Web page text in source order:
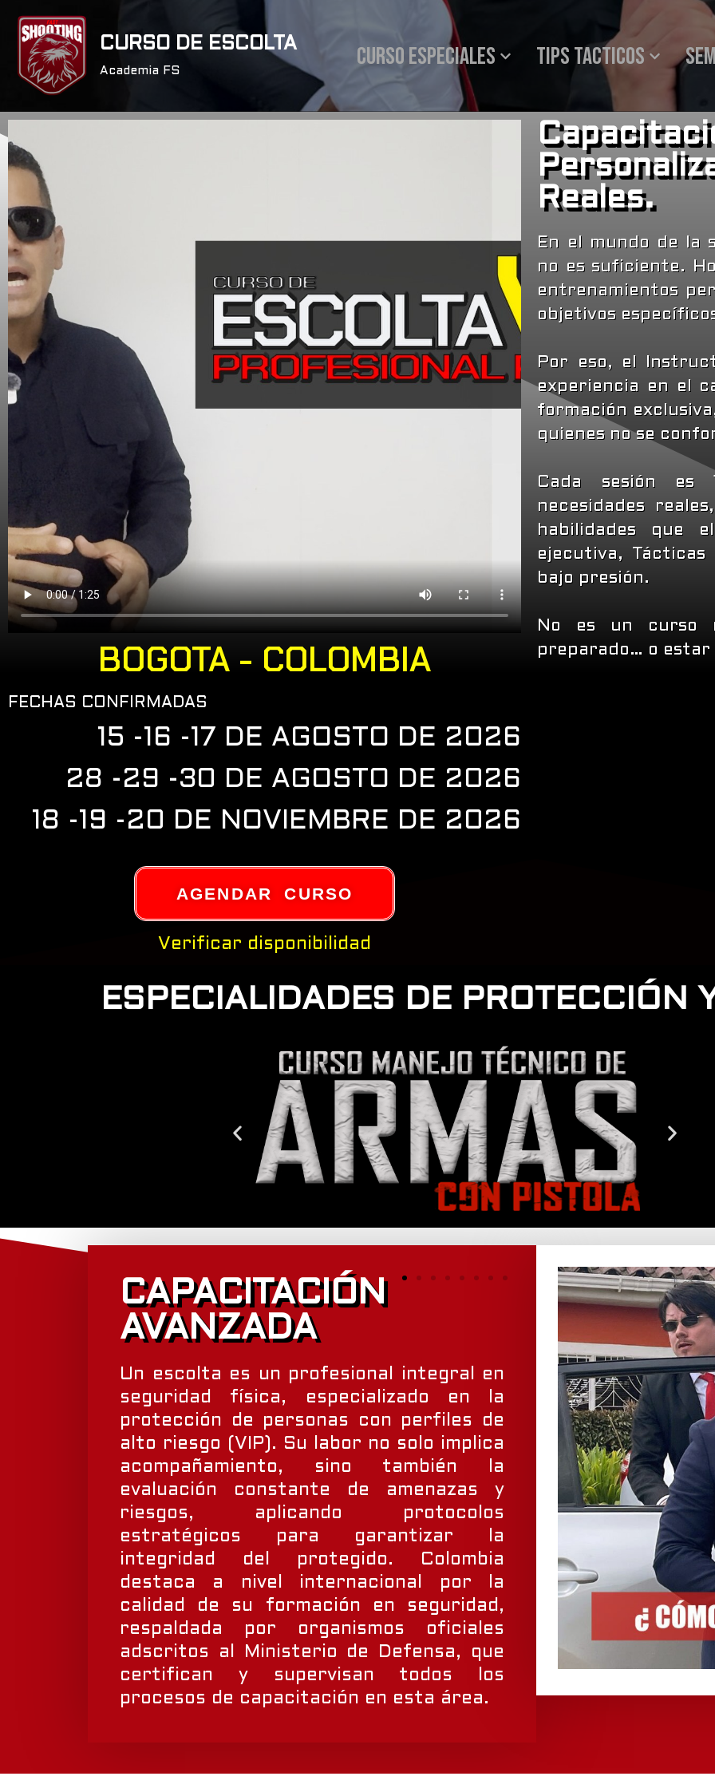
Saltar
contenido
CURSO DE ESCOLTA
Academia FS
Curso especiales Tips tacticos
BOGOTA - COLOMBIA
FECHAS CONFIRMADAS
15 -16 -17 DE AGOSTO DE 2026
28 -29 -30 DE AGOSTO DE 2026
18 -19 -20 DE NOVIEMBRE DE 2026
AGENDAR CURSO
Verificar disponibilidad
Reales.
En el mundo de la
no es suficiente.
entrenamientos
objetivos
Por eso, el
experiencia en el
formación
quienes no se
Cada sesión es
necesidades
habilidades que
ejecutiva, Tácticas
bajo presión.
No es un curso
preparado… o estar
ESPECIALIDADES DE PROTECCIÓN
CAPACITACIÓN
AVANZADA
Un escolta es un profesional integral en
seguridad física, especializado en la
protección de personas con perfiles de
alto riesgo (VIP). Su labor no solo implica
acompañamiento, sino también la
evaluación constante de amenazas y
riesgos, aplicando protocolos
estratégicos para garantizar la
integridad del protegido. Colombia
destaca a nivel internacional por la
calidad de su formación en seguridad,
respaldada por organismos oficiales
adscritos al Ministerio de Defensa, que
certifican y supervisan todos los
procesos de capacitación en esta área.